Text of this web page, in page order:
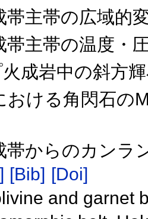
帯主帯の広域的
帯主帯の温度・
成岩中の斜方
おける角閃石の
帯からのカンラ
[Bib] [Doi]
and garnet